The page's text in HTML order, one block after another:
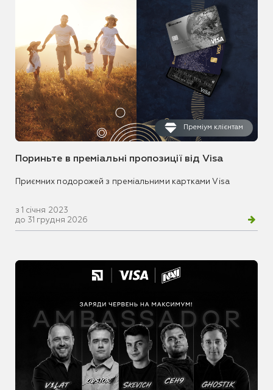
Преміум клієнтам
Пориньте в преміальні пропозиції від Visa
Приємних подорожей з преміальними картками Visa
з 1 січня 2023
до 31 грудня 2026